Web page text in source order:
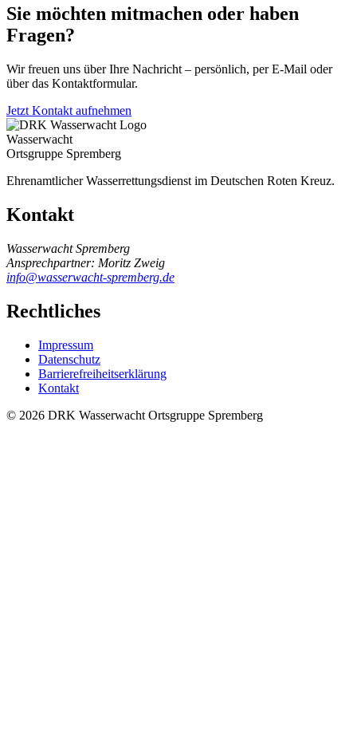
Sie möchten mitmachen oder haben
Fragen?
Wir freuen uns über Ihre Nachricht – persönlich, per E-Mail oder
über das Kontaktformular.
Jetzt Kontakt aufnehmen
Wasserwacht
Ortsgruppe Spremberg
Ehrenamtlicher Wasserrettungsdienst im Deutschen Roten Kreuz.
Kontakt
Wasserwacht Spremberg
Ansprechpartner: Moritz Zweig
info@wasserwacht-spremberg.de
Rechtliches
Impressum
Datenschutz
Barrierefreiheitserklärung
Kontakt
© 2026 DRK Wasserwacht Ortsgruppe Spremberg